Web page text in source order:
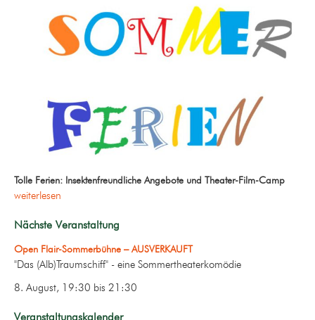
Tolle Ferien: Insektenfreundliche Angebote und Theater-Film-Camp
weiterlesen
Nächste Veranstaltung
Open Flair-Sommerbühne – AUSVERKAUFT
"Das (Alb)Traumschiff" - eine Sommertheaterkomödie
8. August, 19:30 bis 21:30
Veranstaltungskalender